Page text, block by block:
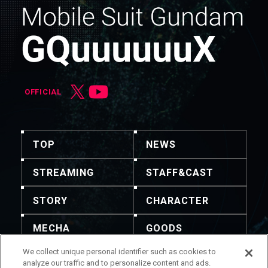
OFFICIAL
TOP NEWS
STREAMING STAFF&CAST
STORY CHARACTER
MECHA GOODS
GALLERY MUSIC
We collect unique personal identifier such as cookies to
analyze our traffic and to personalize content and ads.